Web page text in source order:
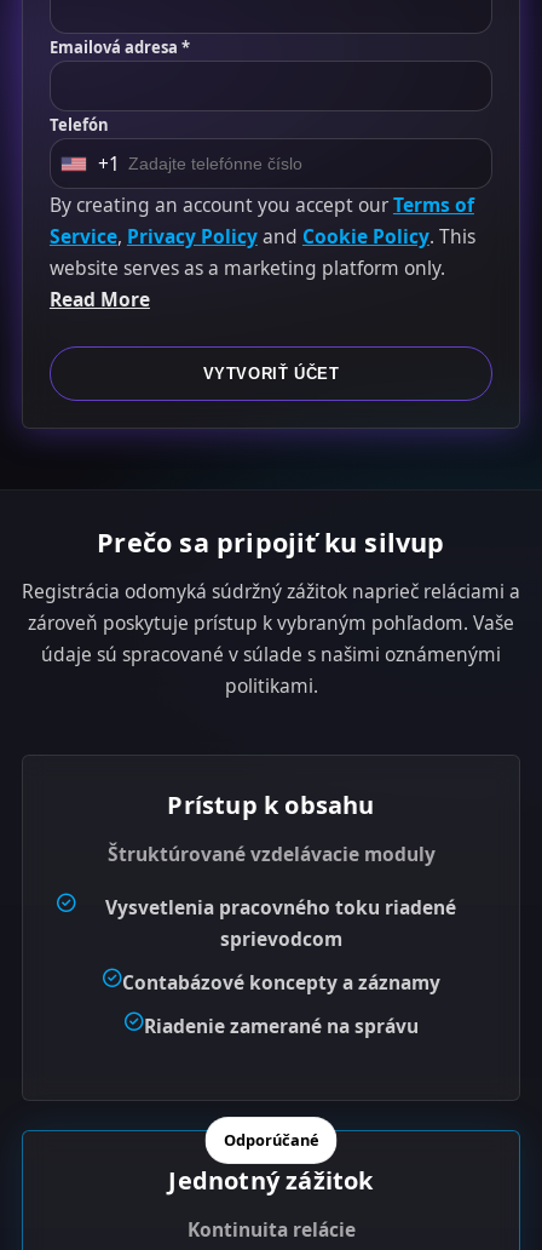
Emailová adresa *
Telefón
U
n
i
t
e
t
a
1
+1
By creating an account you accept ourTerms of
Service, Privacy Policyand Cookie Policy. This
website serves as a marketing platform only.
Read More
VYTVORIŤ ÚČET
Prečo sa pripojiť ku silvup
Registrácia odomyká súdržný zážitok naprieč reláciami a
zároveň poskytuje prístup k vybraným pohľadom. Vaše
údaje sú spracované v súlade s našimi oznámenými
politikami.
Prístup k obsahu
Štruktúrované vzdelávacie moduly
Vysvetlenia pracovného toku riadené
sprievodcom
Contabázové koncepty a záznamy
Riadenie zamerané na správu
Odporúčané
Jednotný zážitok
Kontinuita relácie